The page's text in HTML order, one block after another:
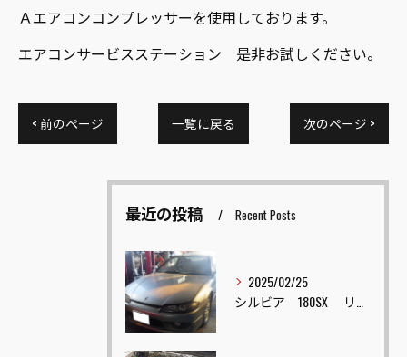
Ａエアコンコンプレッサーを使用しております。
エアコンサービスステーション 是非お試しください。
< 前のページ 一覧に戻る 次のページ >
最近の投稿 Recent Posts
2025/02/25
シルビア 180SX リフレッシュ車両販売